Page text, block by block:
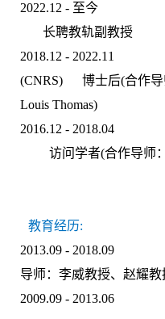
2022.12 - 至
长聘教轨副教授
2018.12 - 2022.11
(CNRS) 博士后(合作导
Louis Thomas)
2016.12 - 2018.04
访问学者(合作导师：
教育经历:
2013.09 - 2018.09
导师：李威教授、赵耀教
2009.09 -